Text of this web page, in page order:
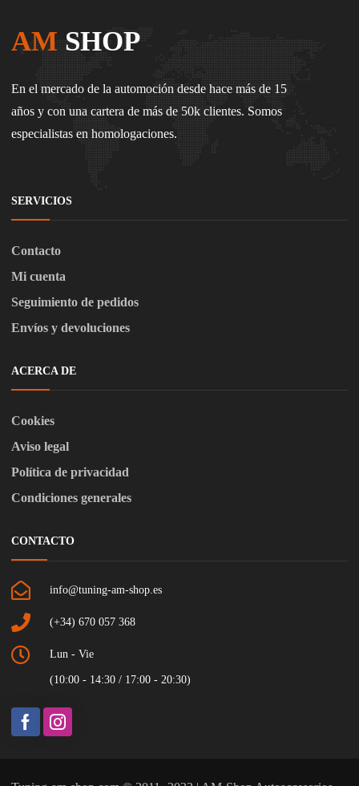
AM SHOP
En el mercado de la automoción desde hace más de 15
años y con una cartera de más de 50k clientes. Somos
especialistas en homologaciones.
SERVICIOS
Contacto
Mi cuenta
Seguimiento de pedidos
Envíos y devoluciones
ACERCA DE
Cookies
Aviso legal
Política de privacidad
Condiciones generales
CONTACTO
info@tuning-am-shop.es
(+34) 670 057 368
Lun - Vie
(10:00 - 14:30 / 17:00 - 20:30)